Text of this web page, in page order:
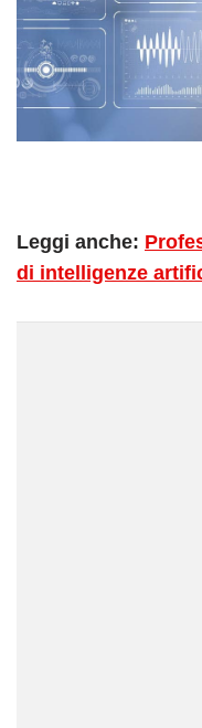
Leggi anche:
di intelligenze